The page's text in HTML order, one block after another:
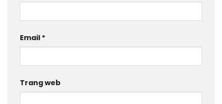
Email *
Trang web